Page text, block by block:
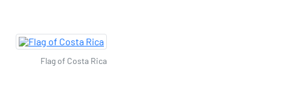
Flag of Costa Rica